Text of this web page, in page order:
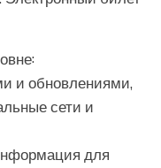
и обновлениями,
сети и
для